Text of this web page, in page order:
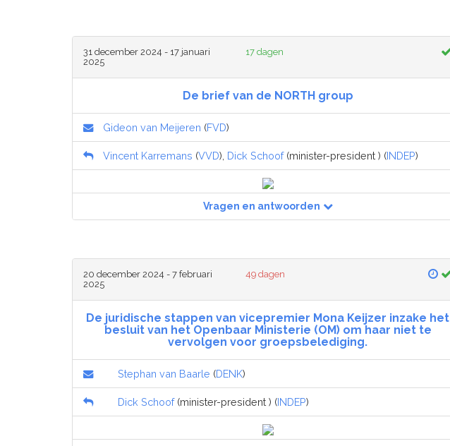
31 december 2024 - 17 januari
2025
17 dagen
De brief van de NORTH group
Gideon van Meijeren (FVD)
Vincent Karremans (VVD), Dick Schoof(minister-president ) (INDEP)
Vragen en antwoorden
20 december 2024 - 7 februari
2025
49 dagen
De juridische stappen van vicepremier Mona Keijzer inzake het
besluit van het Openbaar Ministerie (OM) om haar niet te
vervolgen voor groepsbelediging.
Stephan van Baarle (DENK)
Dick Schoof(minister-president ) (INDEP)